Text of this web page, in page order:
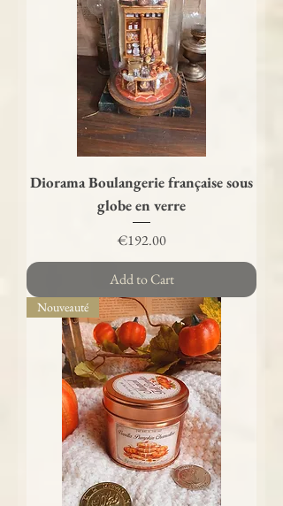
Diorama Boulangerie française sous
globe en verre
Price
€192.00
Add to Cart
Nouveauté